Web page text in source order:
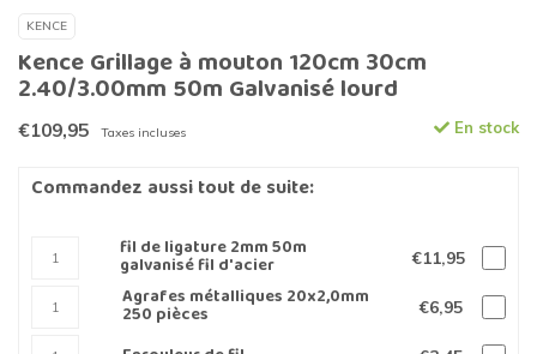
KENCE
Kence Grillage à mouton 120cm 30cm
2.40/3.00mm 50m Galvanisé lourd
€109,95 Taxes incluses En stock
Commandez aussi tout de suite:
fil de ligature 2mm 50m
galvanisé fil d'acier €11,95
Agrafes métalliques 20x2,0mm
250 pièces €6,95